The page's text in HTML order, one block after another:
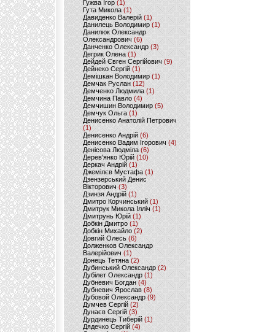
Гужва Ігор (1)
Гута Микола (1)
Давиденко Валерій (1)
Данилець Володимир(1)
Данилюк Олександр
Олександрович (6)
Данченко Олександр (3)
Дегрик Олена(1)
Дейдей Євген Сергійович(9)
Дейнеко Сергій (1)
Демішкан Володимир(1)
Демчак Руслан (12)
Демченко Людмила (1)
Демчина Павло (4)
Демчишин Володимир (5)
Демчук Ольга(1)
Денисенко Анатолій Петрович
(1)
Денисенко Андрій (6)
Денисенко Вадим Ігорович (4)
Денісова Людміла(6)
Дерев'янко Юрій(10)
Деркач Андрій(1)
Джемілєв Мустафа (1)
Дзензерський Денис
Вікторович (3)
Дзинзя Андрій (1)
Дмитро Корчинський (1)
Дмитрук Микола Ілліч (1)
Дмитрунь Юрій (1)
Добкін Дмитро(1)
Добкін Михайло (2)
Довгий Олесь (6)
Долженков Олександр
Валерійович (1)
Донець Тетяна (2)
Дубинський Олександр(2)
Дубілет Олександр (1)
Дубневич Богдан (4)
Дубневич Ярослав (8)
Дубовой Олександр(9)
Думчев Сергій (2)
Дунаєв Сергій(3)
Дурдинець Тиберій (1)
Дядечко Сергій (4)